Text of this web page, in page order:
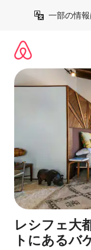
一部の情報
レシフェ大
トにあるバ